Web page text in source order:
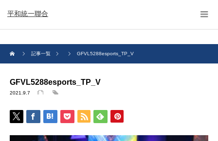
平和統一聯合
記事一覧 GFVL5288esports_TP_V
GFVL5288esports_TP_V
2021.9.7